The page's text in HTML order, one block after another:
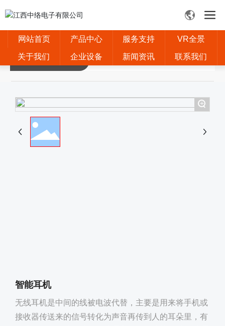
网站首页
关于我们
产品中心
企业设备
服务支持
新闻资讯
VR全景
联系我们
产品详情
+
智能耳机
无线耳机是中间的线被电波代替，主要是用来将手机或
接收器传送来的信号转化为声音再传到人的耳朵里，有